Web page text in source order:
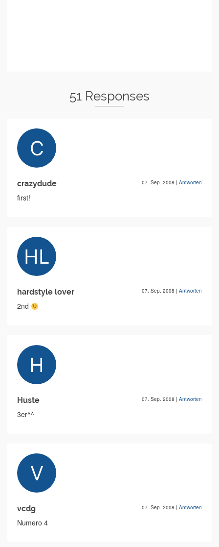
51 Responses
crazydude 07. Sep. 2008 | Antworten
first!
hardstyle lover 07. Sep. 2008 | Antworten
2nd
Huste 07. Sep. 2008 | Antworten
3er^^
vcdg 07. Sep. 2008 | Antworten
Numero 4